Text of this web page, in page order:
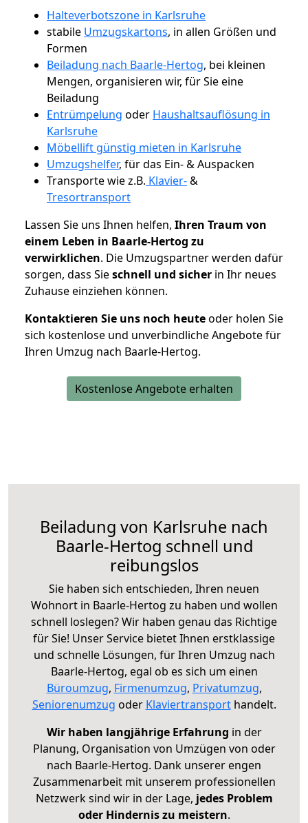
Halteverbotszone in Karlsruhe
stabile Umzugskartons, in allen Größen und
Formen
Beiladung nach Baarle-Hertog, bei kleinen
Mengen, organisieren wir, für Sie eine
Beiladung
Entrümpelung oder Haushaltsauflösung in
Karlsruhe
Möbellift günstig mieten in Karlsruhe
Umzugshelfer, für das Ein- & Auspacken
Transporte wie z.B. Klavier-&
Tresortransport
Lassen Sie uns Ihnen helfen, Ihren Traum von
einem Leben in Baarle-Hertog zu
verwirklichen. Die Umzugspartner werden dafür
sorgen, dass Sieschnell und sicher in Ihr neues
Zuhause einziehen können.
Kontaktieren Sie uns noch heuteoder holen Sie
sich kostenlose und unverbindliche Angebote für
Ihren Umzug nach Baarle-Hertog.
Kostenlose Angebote erhalten
Beiladung von Karlsruhe nach
Baarle-Hertog schnell und
reibungslos
Sie haben sich entschieden, Ihren neuen
Wohnort in Baarle-Hertog zu haben und wollen
schnell loslegen? Wir haben genau das Richtige
für Sie! Unser Service bietet Ihnen erstklassige
und schnelle Lösungen, für Ihren Umzug nach
Baarle-Hertog, egal ob es sich um einen
Büroumzug, Firmenumzug, Privatumzug,
Seniorenumzug oder Klaviertransporthandelt.
Wir haben langjährige Erfahrung in der
Planung, Organisation von Umzügen von oder
nach Baarle-Hertog. Dank unserer engen
Zusammenarbeit mit unserem professionellen
Netzwerk sind wir in der Lage, jedes Problem
oder Hindernis zu meistern.